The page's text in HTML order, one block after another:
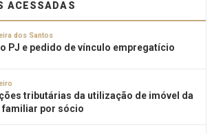
ACESSADAS
dos Santos
PJ e pedido de vínculo empregatício
tributárias da utilização de imóvel da
familiar por sócio